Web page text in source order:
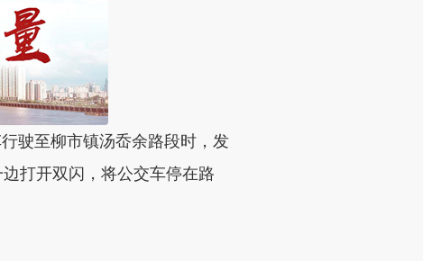
驶至柳市镇汤岙余路段时，发
打开双闪，将公交车停在路